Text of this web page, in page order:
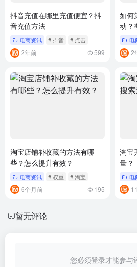
抖音充值在哪里充值便宜？抖
音充值方法
电商资讯 # 抖音 # 点击
2年前 599
如何
动？
电
2
淘宝店铺补收藏的方法有哪
些？怎么提升有效？
电商资讯 # 权重 # 淘宝
6个月前 195
淘宝
量？
电
暂无评论
您必须登录才能参与